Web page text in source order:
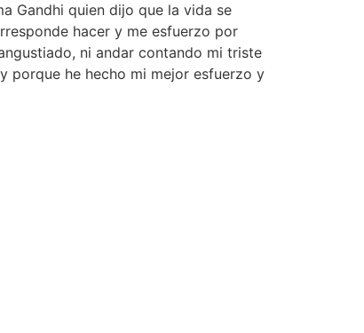
Gandhi quien dijo que la vida se
hacer y me esfuerzo por
ni andar contando mi triste
porque he hecho mi mejor esfuerzo y